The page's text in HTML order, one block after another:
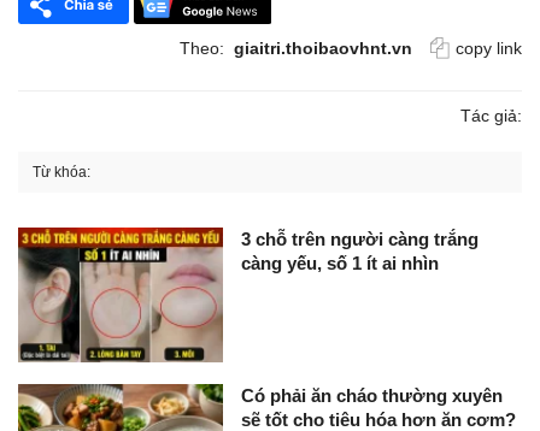
Theo: giaitri.thoibaovhnt.vn copy link
Tác giả:
Từ khóa:
3 chỗ trên người càng trắng
càng yếu, số 1 ít ai nhìn
Có phải ăn cháo thường xuyên
sẽ tốt cho tiêu hóa hơn ăn cơm?